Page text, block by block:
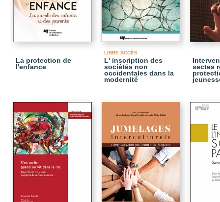
La protection de
l'enfance
LIBRE ACCÈS
L' inscription des
sociétés non
occidentales dans la
modernité
sectes